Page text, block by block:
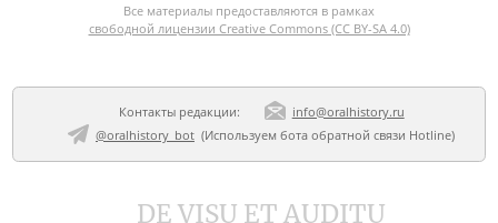
Все материалы предоставляются в рамках
свободной лицензии Creative Commons (CC BY-SA 4.0)
Контакты редакции:
info@oralhistory.ru
@oralhistory_bot(Используем бота обратной связи Hotline)
DE VISU ET AUDITU